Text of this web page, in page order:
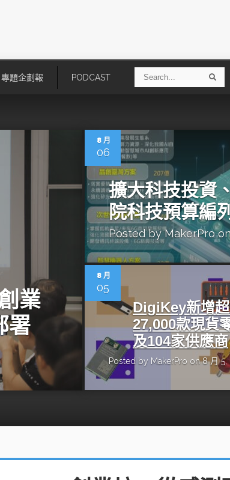
方案
【活動報導】Intel攜手生態系夥伴分享
人應用部署實戰經驗
器人的關鍵
購Synaptics布局邊緣智慧平
vs. PyTorch：AI框架
「公升級」Agentic AI方案比較：
Apple、NVIDIA、AMD
創客開發板AI加速晶片觀察
專題企劃報 PODCAST
a
業
署
8 月
06
擴大科技投資
院科技預算編
Posted byMakerPro
8 月
05
DigiKey新增
27,000款現貨
及104家供應商
Posted by MakerPro on 8 月 5,